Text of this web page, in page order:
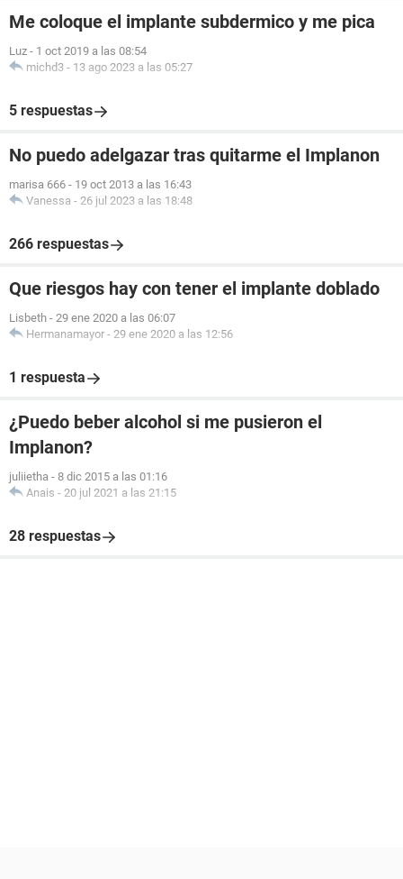
Me coloque el implante subdermico y me pica
Luz - 1 oct 2019 a las 08:54
michd3 - 13 ago 2023 a las 05:27
5 respuestas
No puedo adelgazar tras quitarme el Implanon
marisa 666 - 19 oct 2013 a las 16:43
Vanessa - 26 jul 2023 a las 18:48
266 respuestas
Que riesgos hay con tener el implante doblado
Lisbeth - 29 ene 2020 a las 06:07
Hermanamayor - 29 ene 2020 a las 12:56
1 respuesta
¿Puedo beber alcohol si me pusieron el
Implanon?
juliietha - 8 dic 2015 a las 01:16
Anais - 20 jul 2021 a las 21:15
28 respuestas